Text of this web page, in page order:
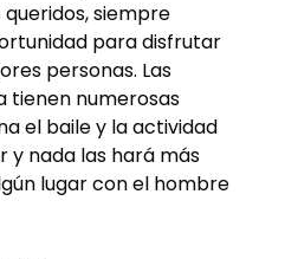
siempre
para disfrutar
personas. Las
tienen numerosas
el baile y la actividad
y nada las hará más
lugar con el hombre